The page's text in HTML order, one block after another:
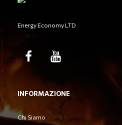
Energy Economy LTD
INFORMAZIONE
Chi Siamo